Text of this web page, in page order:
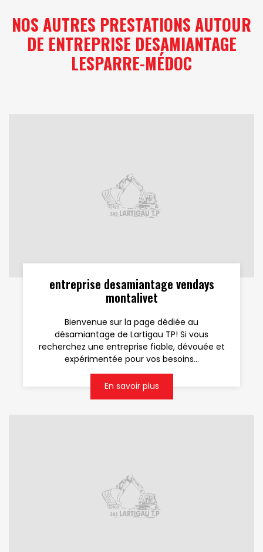
NOS AUTRES PRESTATIONS AUTOUR
DE ENTREPRISE DESAMIANTAGE
LESPARRE-MÉDOC
entreprise desamiantage vendays
montalivet
Bienvenue sur la page dédiée au
désamiantage de Lartigau TP! Si vous
recherchez une entreprise fiable, dévouée et
expérimentée pour vos besoins...
En savoir plus